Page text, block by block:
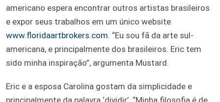
americano espera encontrar outros artistas brasileiros
e expor seus trabalhos em um único website
www.floridaartbrokers.com. “Eu sou fã da arte sul-
americana, e principalmente dos brasileiros. Eric tem
sido minha inspiração”, argumenta Mustard.
Eric e a esposa Carolina gostam da simplicidade e